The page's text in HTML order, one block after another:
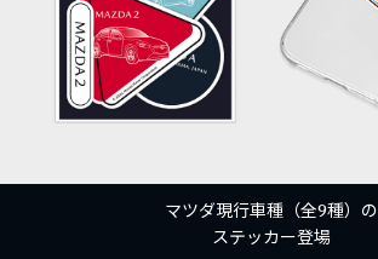
マツダ現行車種（全9種）の
ステッカー登場